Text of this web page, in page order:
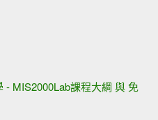
- MIS2000Lab課程大綱 與 免